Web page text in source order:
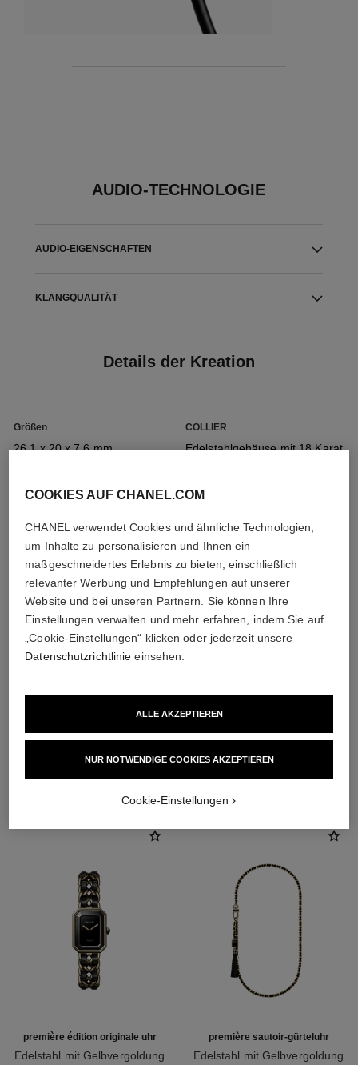
AUDIO-TECHNOLOGIE
AUDIO-EIGENSCHAFTEN
KLANGQUALITÄT
Details der Kreation
Größen
26,1 x 20 x 7,6 mm
COLLIER
Edelstahlgehäuse mit 18 Karat
Krone
Edelstahlkrone mit 18 Karat
Gelbvergoldung (0,1 Mikron),
besetzt mit einem Onyx-
Cabochon
Zifferblatt
Schwarz lackiertes Zifferblatt
Armband
durchflochten ist
Stunden, Minuten
Wasserdichtigkeit
30 m
Pflegehinweise Bedienungsanleitungen
Alle Details
première édition originale uhr
Edelstahl mit Gelbvergoldung
première sautoir-gürteluhr
Edelstahl mit Gelbvergoldung
COOKIES AUF CHANEL.COM
CHANEL verwendet Cookies und ähnliche Technologien,
um Inhalte zu personalisieren und Ihnen ein
maßgeschneidertes Erlebnis zu bieten, einschließlich
relevanter Werbung und Empfehlungen auf unserer
Website und bei unseren Partnern. Sie können Ihre
Einstellungen verwalten und mehr erfahren, indem Sie auf
„Cookie-Einstellungen“ klicken oder jederzeit unsere
Datenschutzrichtlinie einsehen.
NUR NOTWENDIGE COOKIES AKZEPTIEREN
ALLE AKZEPTIEREN
Cookie-Einstellungen